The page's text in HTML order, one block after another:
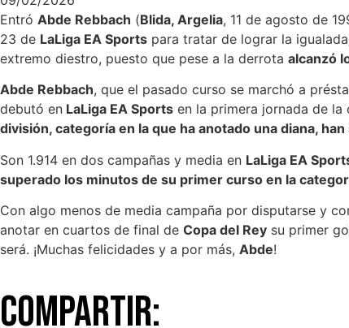
Entró Abde Rebbach (Blida, Argelia, 11 de agosto de
23 de LaLiga EA Sports para tratar de lograr la
extremo diestro, puesto que pese a la derrota alcanzó
Abde Rebbach, que el pasado curso se marchó a
debutó en LaLiga EA Sports en la primera jornada de la
división, categoría en la que ha anotado una diana,
Son 1.914 en dos campañas y media en LaLiga EA
superado los minutos de su primer curso en la
Con algo menos de media campaña por disputarse y
anotar en cuartos de final de Copa del Rey su primer
será. ¡Muchas felicidades y a por más, Abde!
Compartir: